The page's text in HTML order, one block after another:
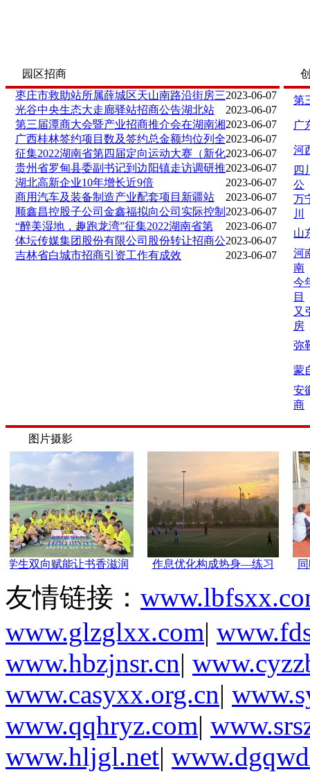
园区招商
枣庄市救助站所属薛城区天山南路沿街房三2023-06-07
光谷中央生态大走廊驿站招商公告湖北站
2023-06-07
第三届潭商大会暨产业招商推介会在湖南湘2023-06-07
广西桂林签约项目数及签约总金额均位列全2023-06-07
征集2022湖南省第四届定向运动大赛（新化2023-06-07
贵州省罗甸县委副书记到边阳镇走访调研推2023-06-07
湖北高新企业10年增长近9倍
2023-06-07
商用汽车及装备制造产业配套项目新疆站
2023-06-07
顺鑫昌控股子公司金鑫福拟向公司实际控制 2023-06-07
“醉美湿地，趣跑龙湾”征集2022湖南省第
2023-06-07
体坛传媒集团股份有限公司股份转让招商公2023-06-07
吉林省白城市招商引资工作有成效
2023-06-07
第
广
河
四
公
万
川
山
河
南
今
目
又
房
弥
蒙
安
商
图片摄影
书香滋润 作息优化构成热身—练习 同时挖掘有爱好
友情链接：
www.glzglxx.com|
www.hbzjnsr.cn|
www.casyxx.org.cn|
www.qqhryz.com|
www.hljgl.net|